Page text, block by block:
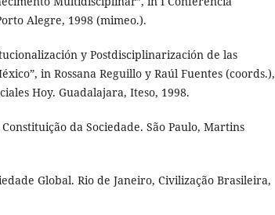
Alegre, 1998 (mimeo.).
y Postdisciplinarización de las
in Rossana Reguillo y Raúl Fuentes (coords.),
Hoy. Guadalajara, Iteso, 1998.
da Sociedade. São Paulo, Martins
Global. Rio de Janeiro, Civilização Brasileira,